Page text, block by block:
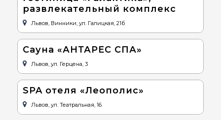
развлекательный комплекс
Львов, Винники, ул. Галицкая, 21б
Сауна «АНТАРЕС СПА»
Львов, ул. Герцена, 3
SPA отеля «Леополис»
Львов, ул. Театральная, 16